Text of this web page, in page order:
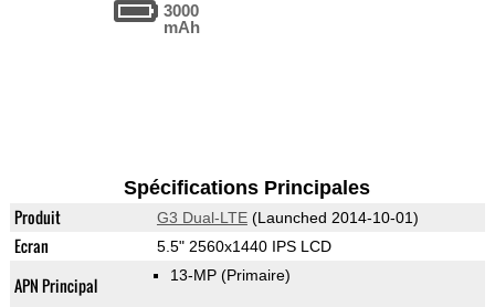
3000
mAh
Spécifications Principales
Produit G3 Dual-LTE(Launched 2014-10-01)
Ecran 5.5" 2560x1440 IPS LCD
APN Principal 13-MP (Primaire)